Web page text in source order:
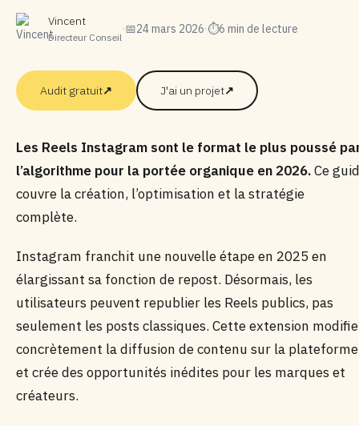
Vincent
Directeur Conseil
📅24 mars 2026 ⏱6 min de lecture
Audit gratuit↗ J'ai un projet↗
Les Reels Instagram sont le format le plus poussé
l’algorithme pour la portée organique en 2026.Ce
couvre la création, l’optimisation et la stratégie
complète.
Instagram franchit une nouvelle étape en 2025 en
élargissant sa fonction de repost. Désormais, les
utilisateurs peuvent republier les Reels publics, pas
seulement les posts classiques. Cette extension modifie
concrètement la diffusion de contenu sur la plateforme
et crée des opportunités inédites pour les marques et
créateurs.